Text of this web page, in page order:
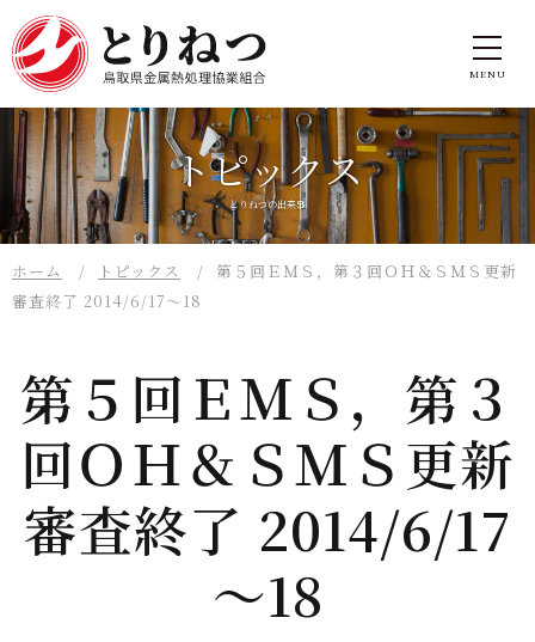
トピックス
とりねつの出来事
ホーム トピックス
第５回ＥＭＳ，第３回ＯＨ＆ＳＭＳ更新
審査終了 2014/6/17～18
第５回ＥＭＳ，第３
回ＯＨ＆ＳＭＳ更新
審査終了 2014/6/17
～18